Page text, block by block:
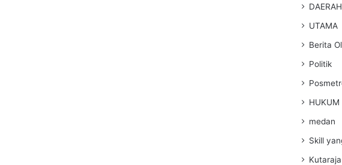
DAERAH
UTAMA
Berita
Politik
HUKUM
medan
Skill
Kutaraja